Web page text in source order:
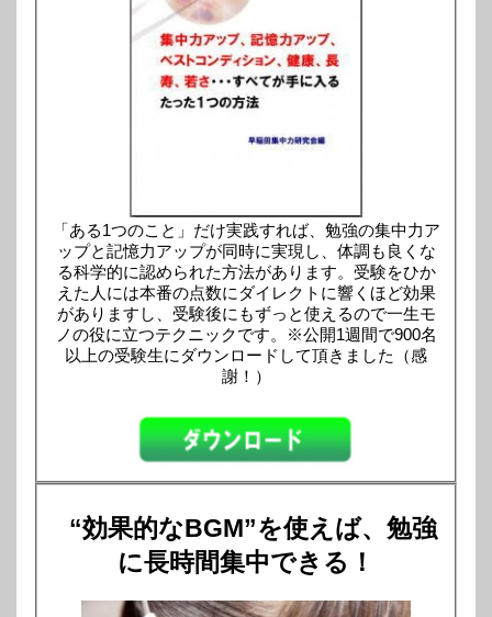
「ある1つのこと」だけ実践すれば、勉強の集中力ア
ップと記憶力アップが同時に実現し、体調も良くな
る科学的に認められた方法があります。受験をひか
えた人には本番の点数にダイレクトに響くほど効果
がありますし、受験後にもずっと使えるので一生モ
ノの役に立つテクニックです。※公開1週間で900名
以上の受験生にダウンロードして頂きました（感
謝！）
“効果的なBGM”を使えば、勉強
に長時間集中できる！